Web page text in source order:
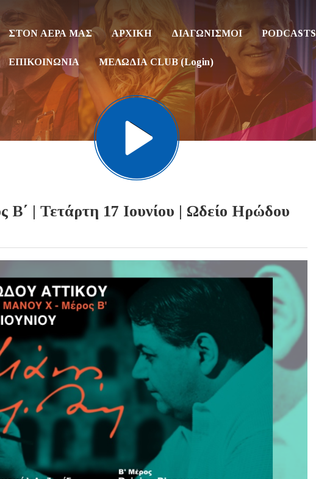
ΣΤΟΝ ΑΕΡΑ ΜΑΣ ΑΡΧΙΚΗ ΔΙΑΓΩΝΙΣΜΟΙ PODCASTS
ΕΠΙΚΟΙΝΩΝΙΑ ΜΕΛΩΔΙΑ CLUB (Login)
| Τετάρτη 17 Ιουνίου | Ωδείο Ηρώδου